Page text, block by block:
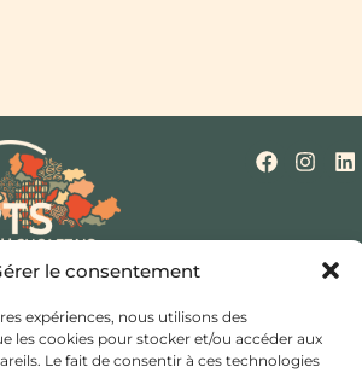
le consentement
expériences, nous utilisons des
les cookies pour stocker et/ou accéder aux
Le fait de consentir à ces technologies
nous ? Nos missions
Politique de cookies (UE)
Contact